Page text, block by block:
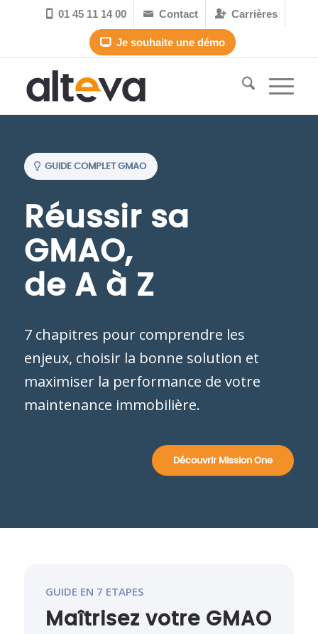
 01 45 11 14 00  Contact Carrières
Je souhaite une démo
GUIDE COMPLET GMAO
Réussir sa
GMAO,
de A à Z
7 chapitres pour comprendre les
enjeux, choisir la bonne solution et
maximiser la performance de votre
maintenance immobilière.
Découvrir Mission One
GUIDE EN 7 ETAPES
Maîtrisez votre GMAO